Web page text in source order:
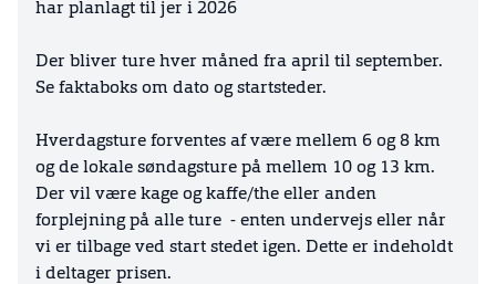
har planlagt til jer i 2026
Der bliver ture hver måned fra april til september.
Se faktaboks om dato og startsteder.
Hverdagsture forventes af være mellem 6 og 8 km
og de lokale søndagsture på mellem 10 og 13 km.
Der vil være kage og kaffe/the eller anden
forplejning på alle ture - enten undervejs eller når
vi er tilbage ved start stedet igen. Dette er indeholdt
i deltager prisen.